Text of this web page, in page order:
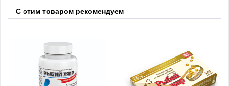
С этим товаром рекомендуем